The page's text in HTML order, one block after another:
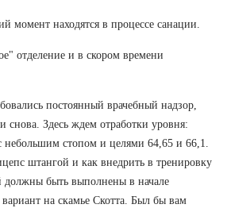
момент находятся в процессе санации.
отделение и в скором времени
постоянный врачебный надзор,
снова. Здесь ждем отработки уровня:
стопом и целями 64,65 и 66,1.
штангой и как внедрить в тренировку
быть выполнены в начале
на скамье Скотта. Был бы вам